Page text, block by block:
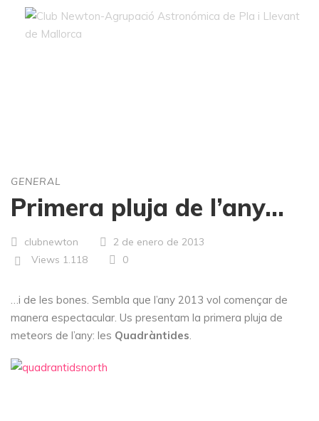
GENERAL
Primera pluja de l’any…
clubnewton
2 de enero de 2013
Views 1.118 0
…i de les bones. Sembla que l’any 2013 vol començar de
manera espectacular. Us presentam la primera pluja de
meteors de l’any: les Quadràntides.